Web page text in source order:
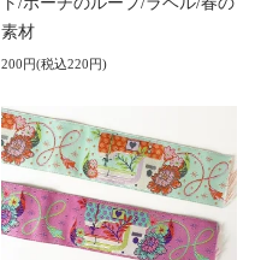
素材
200円(税込220円)